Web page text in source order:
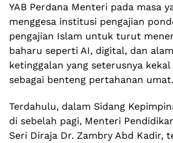
YAB Perdana Menteri pada masa
menggesa institusi pengajian
pengajian Islam untuk turut
baharu seperti AI, digital, dan
ketinggalan yang seterusnya
sebagai benteng pertahanan umat.
Terdahulu, dalam Sidang
di sebelah pagi, Menteri
Seri Diraja Dr. Zambry Abd Kadir,